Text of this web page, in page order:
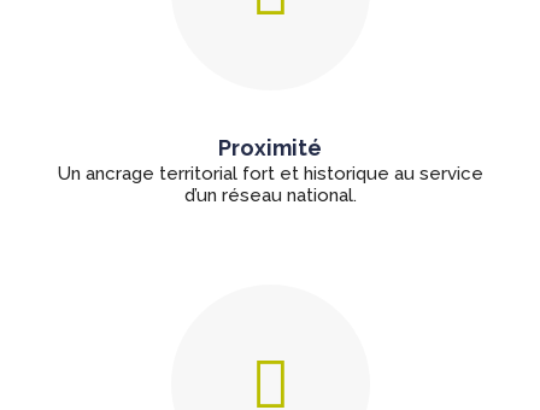
Proximité
Un ancrage territorial fort et historique au service
d’un réseau national.